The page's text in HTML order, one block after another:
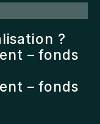
?
– fonds
– fonds